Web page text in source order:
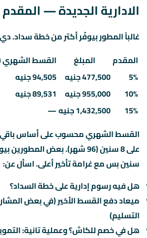
الادارية الجديدة —
غالباً المطور بيوفّر أكتر من خطة سداد. دي
المقدم
المبلغ
القسط الشهري (8 سنين)
5%
477,500 جنيه
94,505 جنيه
10%
955,000 جنيه
89,531 جنيه
15%
1,432,500 جنيه
—
القسط الشهري محسوب على أساس باقي
سنين بس مع غرامة تأخير أعلى. اسأل عن:
هل فيه رسوم إدارية على خطة السداد؟
ميعاد دفع القسط الأخير (في بعض
التسليم)
هل في خصم للكاش؟ وعملية تانية: